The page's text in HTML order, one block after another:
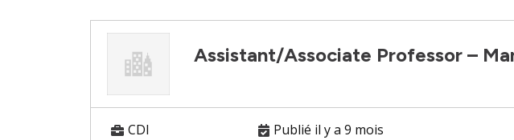
Assistant/Associate Professor –
CDI Publié il y a 9 mois